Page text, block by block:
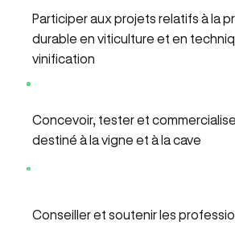
Participer aux projets relatifs à la
durable en viticulture et en
vinification
Concevoir, tester et
destiné à la vigne et à la cave
Conseiller et soutenir les